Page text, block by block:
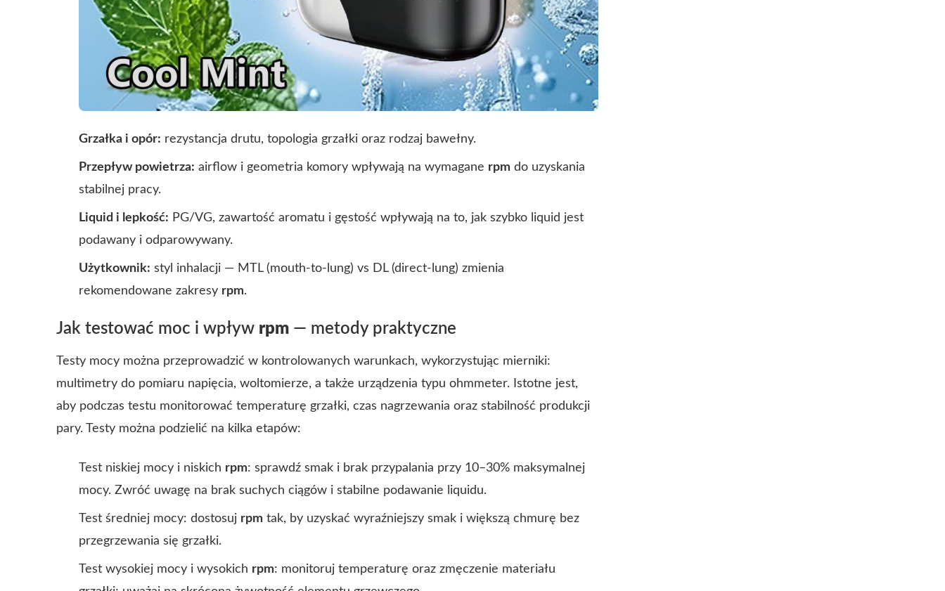
Grzałka i opór: rezystancja drutu, topologia grzałki oraz rodzaj bawełny.
Przepływ powietrza: airflow i geometria komory wpływają na wymagane rpm do uzyskania
stabilnej pracy.
Liquid i lepkość: PG/VG, zawartość aromatu i gęstość wpływają na to, jak szybko liquid jest
podawany i odparowywany.
Użytkownik: styl inhalacji — MTL (mouth-to-lung) vs DL (direct-lung) zmienia
rekomendowane zakresy rpm.
Jak testować moc i wpływ rpm — metody praktyczne
Testy mocy można przeprowadzić w kontrolowanych warunkach, wykorzystując mierniki:
multimetry do pomiaru napięcia, woltomierze, a także urządzenia typu ohmmeter. Istotne jest,
aby podczas testu monitorować temperaturę grzałki, czas nagrzewania oraz stabilność produkcji
pary. Testy można podzielić na kilka etapów:
Test niskiej mocy i niskich rpm: sprawdź smak i brak przypalania przy 10–30% maksymalnej
mocy. Zwróć uwagę na brak suchych ciągów i stabilne podawanie liquidu.
Test średniej mocy: dostosuj rpm tak, by uzyskać wyraźniejszy smak i większą chmurę bez
przegrzewania się grzałki.
Test wysokiej mocy i wysokich rpm: monitoruj temperaturę oraz zmęczenie materiału